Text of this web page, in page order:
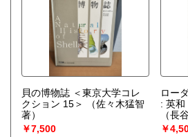
貝の博物誌 ＜東京大学コレ
クション 15＞
（佐々木猛智
著）
￥7,500
ロー
: 英和
（長
￥